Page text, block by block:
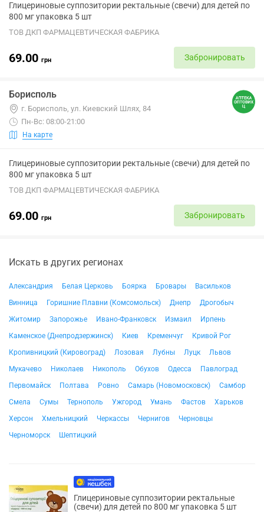
Глицериновые суппозитории ректальные (свечи) для детей по
800 мг упаковка 5 шт
ТОВ ДКП ФАРМАЦЕВТИЧЕСКАЯ ФАБРИКА
69.00 грн Забронировать
Борисполь
г. Борисполь, ул. Киевский Шлях, 84
Пн-Вс: 08:00-21:00
На карте
Глицериновые суппозитории ректальные (свечи) для детей по
800 мг упаковка 5 шт
ТОВ ДКП ФАРМАЦЕВТИЧЕСКАЯ ФАБРИКА
69.00 грн Забронировать
Искать в других регионах
Александрия Белая Церковь Боярка Бровары
Васильков
Винница
Горишние Плавни (Комсомольск) Днепр
Дрогобыч
Житомир
Запорожье Ивано-Франковск Измаил
Ирпень
Каменское (Днепродзержинск)
Киев Кременчуг
Кривой Рог
Кропивницкий (Кировоград)
Лозовая Лубны Луцк
Львов
Мукачево
Николаев Никополь Обухов Одесса
Павлоград
Первомайск
Полтава Ровно Самарь (Новомосковск)
Самбор
Смела
Сумы Тернополь Ужгород Умань Фастов
Харьков
Херсон
Хмельницкий Черкассы Чернигов
Черновцы
Черноморск
Шептицкий
Глицериновые суппозитории ректальные
(свечи) для детей по 800 мг упаковка 5 шт